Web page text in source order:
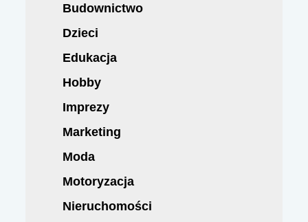
Budownictwo
Dzieci
Edukacja
Hobby
Imprezy
Marketing
Moda
Motoryzacja
Nieruchomości